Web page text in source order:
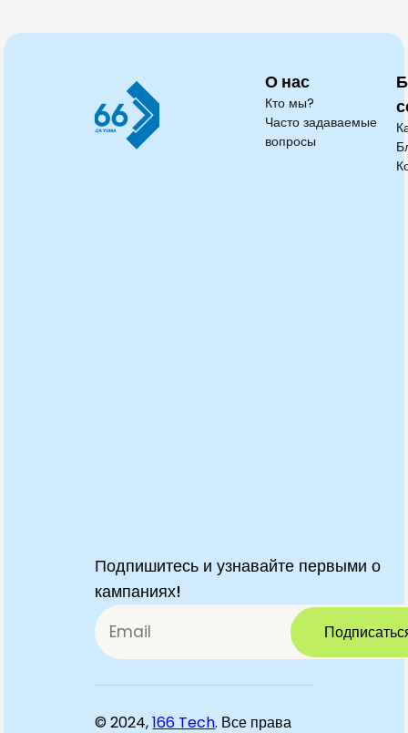
О нас
Кто мы?
Часто задаваемые
вопросы
Подпишитесь и узнавайте первыми о
кампаниях!
© 2024,166 Tech. Все права